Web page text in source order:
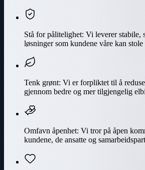
Stå for pålitelighet: Vi leverer stabile,
løsninger som kundene våre kan stole
Tenk grønt: Vi er forpliktet til å
gjennom bedre og mer tilgjengelig
Omfavn åpenhet: Vi tror på åpen
kundene, de ansatte og